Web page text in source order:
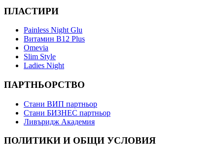
ПЛАСТИРИ
Painless Night Glu
Витамин B12 Plus
Оmevia
Slim Style
Ladies Night
ПАРТНЬОРСТВО
Стани ВИП партньор
Стани БИЗНЕС партньор
Ливъридж Академия
ПОЛИТИКИ И ОБЩИ УСЛОВИЯ